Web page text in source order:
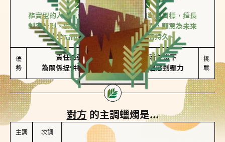
雪松、聖木
務實型的人深信愛情立基於共同的價值觀和目標，擅長
制定計劃。對他們來說，感情穩定最重要，願意為未來
的幸福而努力，讓愛情變得踏實而持久。
優
勢
責任感強
為關係提供穩定度
較難活在當下
易讓伴侶感到壓力
挑
戰
對方 的主調蠟燭是...
主調 次調